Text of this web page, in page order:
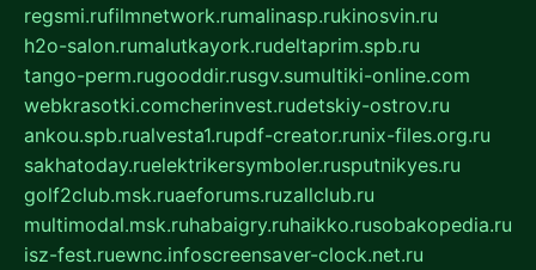
regsmi.rufilmnetwork.rumalinasp.rukinosvin.ru
h2o-salon.rumalutkayork.rudeltaprim.spb.ru
tango-perm.rugooddir.rusgv.sumultiki-online.com
webkrasotki.comcherinvest.rudetskiy-ostrov.ru
ankou.spb.rualvesta1.rupdf-creator.runix-files.org.ru
sakhatoday.ruelektrikersymboler.rusputnikyes.ru
golf2club.msk.ruaeforums.ruzallclub.ru
multimodal.msk.ruhabaigry.ruhaikko.rusobakopedia.ru
isz-fest.ruewnc.infoscreensaver-clock.net.ru